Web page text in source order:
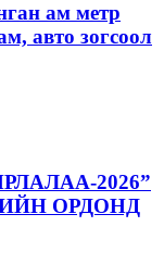
ам метр
авто зогсоол
2026”
ОРДОНД